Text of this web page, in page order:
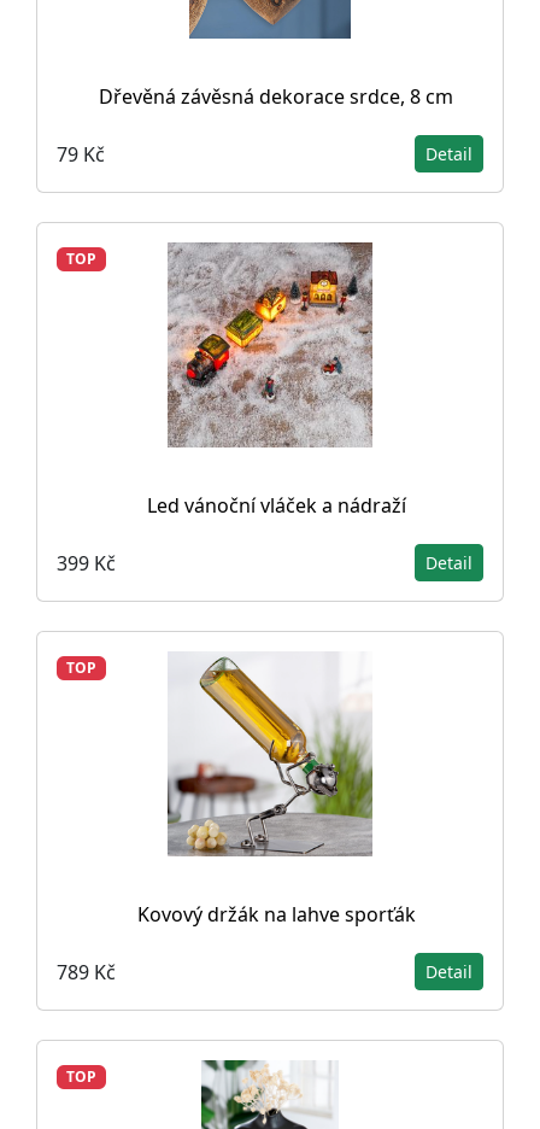
Dřevěná závěsná dekorace srdce, 8 cm
79 Kč Detail
TOP
Led vánoční vláček a nádraží
399 Kč Detail
TOP
Kovový držák na lahve sporťák
789 Kč Detail
TOP